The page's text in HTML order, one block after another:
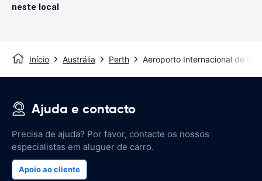
neste local
Início Austrália Perth Aeroporto Internacional de
Ajuda e contacto
Precisa de ajuda? Por favor, contacte os nossos
especialistas em aluguer de carro.
Apoio ao cliente